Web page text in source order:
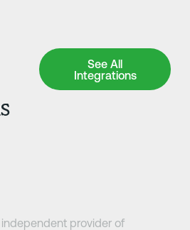
See All
Integrations
See All Integrations
provider of